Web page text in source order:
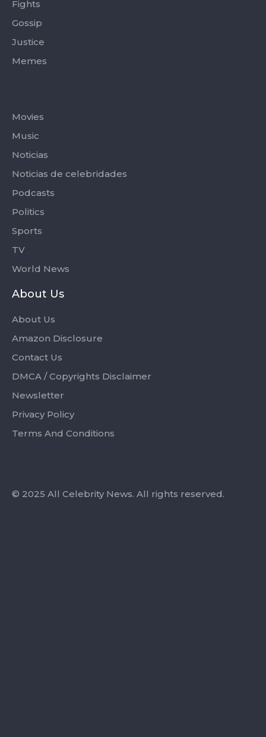
Fights
Gossip
Justice
Memes
Movies
Music
Noticias
Noticias de celebridades
Podcasts
Politics
Sports
TV
World News
About Us
About Us
Amazon Disclosure
Contact Us
DMCA / Copyrights Disclaimer
Newsletter
Privacy Policy
Terms And Conditions
© 2025 All Celebrity News. All rights reserved.